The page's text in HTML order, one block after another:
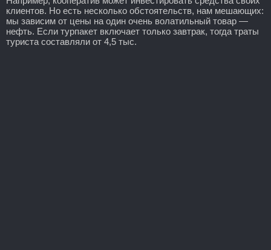
клиентов. Но есть несколько обстоятельств, нам мешающих:
мы зависим от цены на один очень волатильный товар —
нефть. Если турпакет включает только завтрак, тогда траты
туриста составляли от 4,5 тыс.